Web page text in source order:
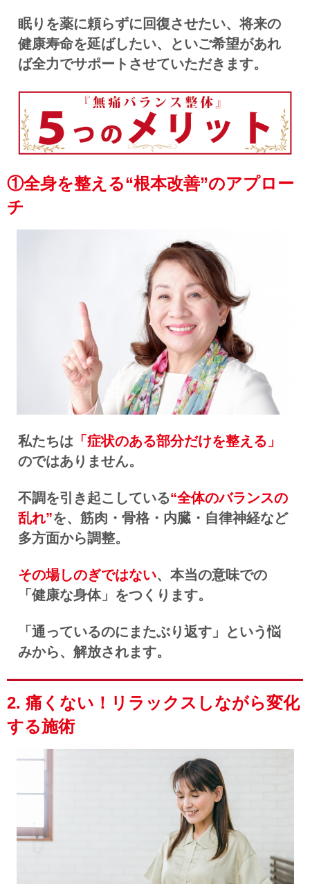
眠りを薬に頼らずに回復させたい、将来の
健康寿命を延ばしたい、といご希望があれ
ば全力でサポートさせていただきます。
①全身を整える“根本改善”のアプロー
チ
私たちは 「症状のある部分だけを整える」
のではありません。
不調を引き起こしている“全体のバランスの
乱れ”を、筋肉・骨格・内臓・自律神経など
多方面から調整。
その場しのぎではない、本当の意味での
「健康な身体」をつくります。
「 通っているのにまたぶり返す」という悩
みから、解放されます。
2. 痛くない！リラックスしながら変化
する施術